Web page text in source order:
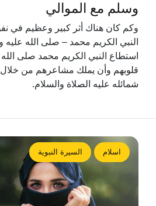
وسلم مع الموالي
وكم كان هناك أثر كبير وعظيم في
النبي الكريم محمد – صلى الله عليه
استطاع النبي الكريم محمد صلى
قلوبهم وأن يملك مشاعرهم من
شمائله عليه الصلاة والسلام.
اسلام السيرة النبوية